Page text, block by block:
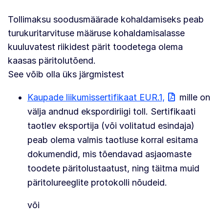
Tollimaksu soodusmäärade kohaldamiseks peab
turukuritarvituse määruse kohaldamisalasse
kuuluvatest riikidest pärit toodetega olema
kaasas päritolutõend.
See võib olla üks järgmistest
Kaupade liikumissertifikaat EUR.1,
mille on
välja andnud ekspordiriigi toll. Sertifikaati
taotlev eksportija (või volitatud esindaja)
peab olema valmis taotluse korral esitama
dokumendid, mis tõendavad asjaomaste
toodete päritolustaatust, ning täitma muid
päritolureeglite protokolli nõudeid.
või